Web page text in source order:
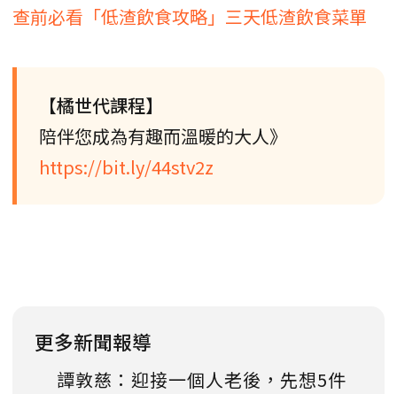
查前必看「低渣飲食攻略」三天低渣飲食菜單
【橘世代課程】
陪伴您成為有趣而溫暖的大人》
https://bit.ly/44stv2z
更多新聞報導
譚敦慈：迎接一個人老後，先想5件